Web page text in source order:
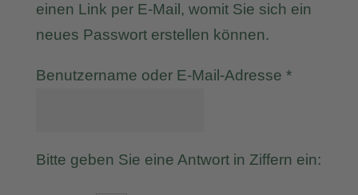
einen Link per E-Mail, womit Sie sich ein
neues Passwort erstellen können.
Benutzername oder E-Mail-Adresse *
Bitte geben Sie eine Antwort in Ziffern ein: